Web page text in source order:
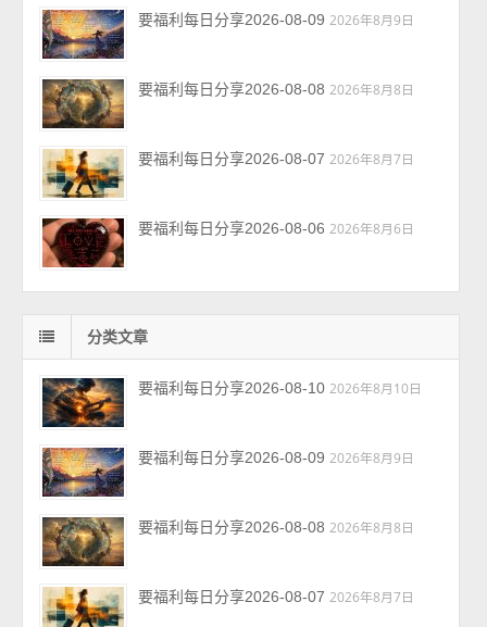
要福利每日分享2026-08-09 2026年8月9日
要福利每日分享2026-08-08 2026年8月8日
要福利每日分享2026-08-07 2026年8月7日
要福利每日分享2026-08-06 2026年8月6日
分类文章
要福利每日分享2026-08-10 2026年8月10日
要福利每日分享2026-08-09 2026年8月9日
要福利每日分享2026-08-08 2026年8月8日
要福利每日分享2026-08-07 2026年8月7日